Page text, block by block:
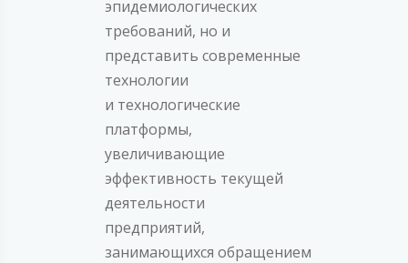
эпидемиологических
требований, но и
представить современные
технологии
и технологические
платформы,
увеличивающие
эффективность текущей
деятельности
предприятий,
занимающихся обращением